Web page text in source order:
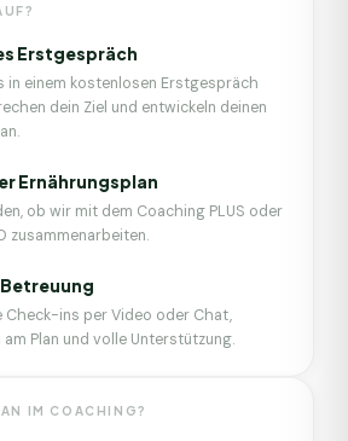
Erstgespräch
in einem kostenlosen Erstgespräch
dein Ziel und entwickeln deinen
Ernährungsplan
ob wir mit dem Coaching PLUS oder
zusammenarbeiten.
Betreuung
Check-ins per Video oder Chat,
Plan und volle Unterstützung.
IM COACHING?